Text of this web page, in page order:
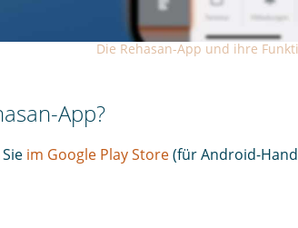
Die Rehasan-App und ihre
App?
im Google Play Store(für Android-